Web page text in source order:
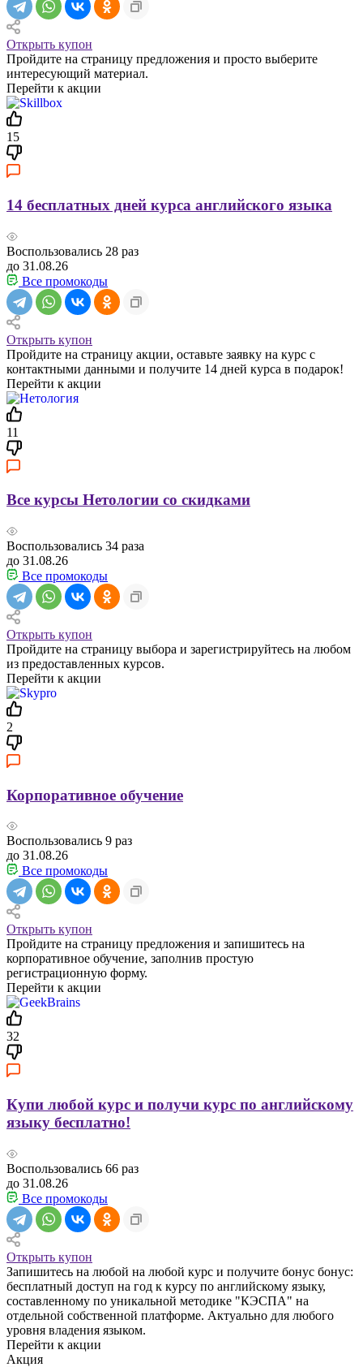
Открыть купон
Пройдите на страницу предложения и просто выберите
интересующий материал.
Перейти к акции
15
14 бесплатных дней курса английского языка
Воспользовались 28 раз
до 31.08.26
Все промокоды
Открыть купон
Пройдите на страницу акции, оставьте заявку на курс с
контактными данными и получите 14 дней курса в подарок!
Перейти к акции
11
Все курсы Нетологии со скидками
Воспользовались 34 раза
до 31.08.26
Все промокоды
Открыть купон
Пройдите на страницу выбора и зарегистрируйтесь на любом
из предоставленных курсов.
Перейти к акции
2
Корпоративное обучение
Воспользовались 9 раз
до 31.08.26
Все промокоды
Открыть купон
Пройдите на страницу предложения и запишитесь на
корпоративное обучение, заполнив простую
регистрационную форму.
Перейти к акции
32
Купи любой курс и получи курс по английскому
языку бесплатно!
Воспользовались 66 раз
до 31.08.26
Все промокоды
Открыть купон
Запишитесь на любой на любой курс и получите бонус бонус:
бесплатный доступ на год к курсу по английскому языку,
составленному по уникальной методике "КЭСПА" на
отдельной собственной платформе. Актуально для любого
уровня владения языком.
Перейти к акции
Акция